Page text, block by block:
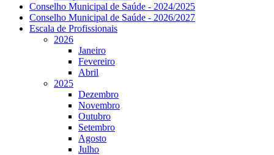
Conselho Municipal de Saúde - 2024/2025
Conselho Municipal de Saúde - 2026/2027
Escala de Profissionais
2026
Janeiro
Fevereiro
Abril
2025
Dezembro
Novembro
Outubro
Setembro
Agosto
Julho